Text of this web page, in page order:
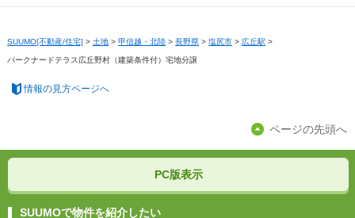
SUUMO[不動産/住宅] > 土地 > 甲信越・北陸 > 長野県 > 塩尻市 > 広丘駅 >
パークナードテラス広丘野村（建築条件付）宅地分譲
情報の見方ページへ
ページの先頭へ
PC版表示
SUUMOで物件を紹介したい